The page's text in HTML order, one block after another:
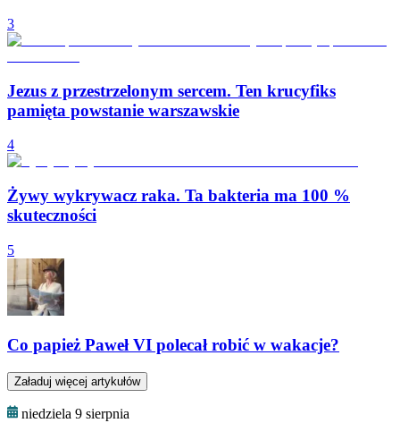
3
Jezus z przestrzelonym sercem. Ten krucyfiks
pamięta powstanie warszawskie
4
Żywy wykrywacz raka. Ta bakteria ma 100 %
skuteczności
5
Co papież Paweł VI polecał robić w wakacje?
Załaduj więcej artykułów
niedziela 9 sierpnia